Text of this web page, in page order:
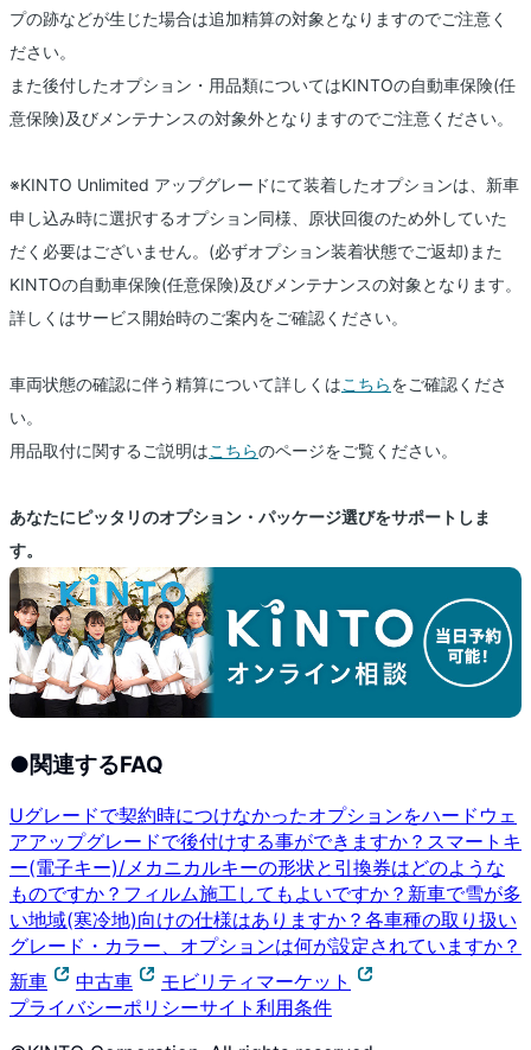
プの跡などが生じた場合は追加精算の対象となりますのでご注意く
ださい。
また後付したオプション・用品類についてはKINTOの自動車保険(任
意保険)及びメンテナンスの対象外となりますのでご注意ください。
※KINTO Unlimited アップグレードにて装着したオプションは、新車
申し込み時に選択するオプション同様、原状回復のため外していた
だく必要はございません。(必ずオプション装着状態でご返却)また
KINTOの自動車保険(任意保険)及びメンテナンスの対象となります。
詳しくはサービス開始時のご案内をご確認ください。
車両状態の確認に伴う精算について詳しくはこちらをご確認くださ
い。
用品取付に関するご説明はこちらのページをご覧ください。
あなたにピッタリのオプション・パッケージ選びをサポートしま
す。
●関連するFAQ
Uグレードで契約時につけなかったオプションをハードウェ
アアップグレードで後付けする事ができますか？ スマートキ
ー(電子キー)/メカニカルキーの形状と引換券はどのような
ものですか？ フィルム施工してもよいですか？ 新車で雪が多
い地域(寒冷地)向けの仕様はありますか？ 各車種の取り扱い
グレード・カラー、オプションは何が設定されていますか？
新車
中古車
モビリティマーケット
プライバシーポリシーサイト利用条件